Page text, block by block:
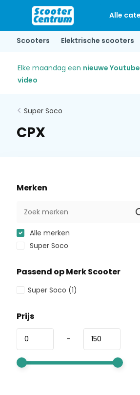
Alle
Scooters Elektrische scooters
Elke maandag een nieuwe Youtube
video
Super Soco
CPX
Merken
Alle merken
Super Soco
Passend op Merk Scooter
Super Soco (1)
Prijs
-